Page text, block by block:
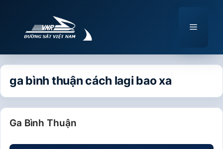
Menu
ga bình thuận cách lagi bao xa
Ga Bình Thuận